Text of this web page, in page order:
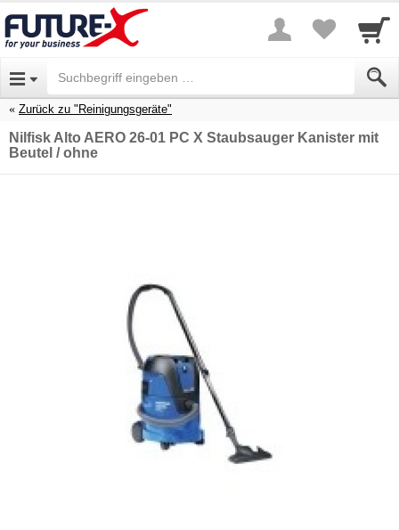
Zurück zu "Reinigungsgeräte"
Nilfisk Alto AERO 26-01 PC X Staubsauger Kanister mit
Beutel / ohne